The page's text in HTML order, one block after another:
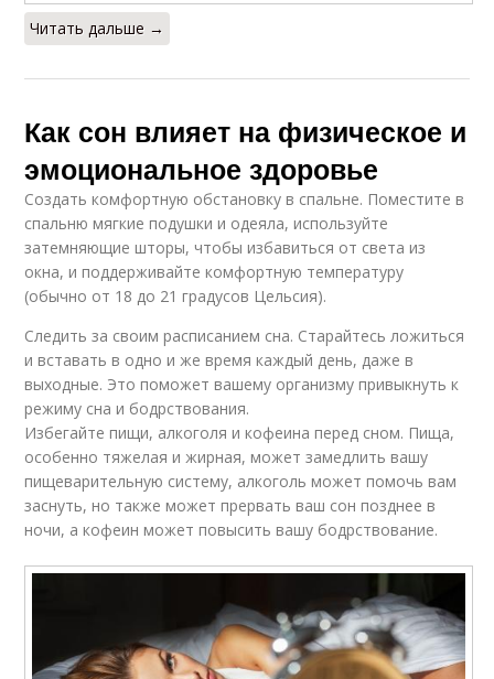
Читать дальше →
Как сон влияет на физическое и
эмоциональное здоровье
Создать комфортную обстановку в спальне. Поместите в
спальню мягкие подушки и одеяла, используйте
затемняющие шторы, чтобы избавиться от света из
окна, и поддерживайте комфортную температуру
(обычно от 18 до 21 градусов Цельсия).
Следить за своим расписанием сна. Старайтесь ложиться
и вставать в одно и же время каждый день, даже в
выходные. Это поможет вашему организму привыкнуть к
режиму сна и бодрствования.
Избегайте пищи, алкоголя и кофеина перед сном. Пища,
особенно тяжелая и жирная, может замедлить вашу
пищеварительную систему, алкоголь может помочь вам
заснуть, но также может прервать ваш сон позднее в
ночи, а кофеин может повысить вашу бодрствование.